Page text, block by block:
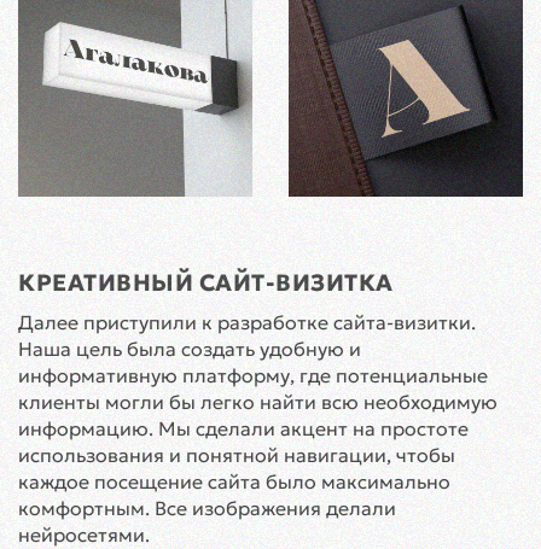
КРЕАТИВНЫЙ САЙТ-ВИЗИТКА
Далее приступили к разработке сайта-визитки.
Наша цель была создать удобную и
информативную платформу, где потенциальные
клиенты могли бы легко найти всю необходимую
информацию. Мы сделали акцент на простоте
использования и понятной навигации, чтобы
каждое посещение сайта было максимально
комфортным. Все изображения делали
нейросетями.